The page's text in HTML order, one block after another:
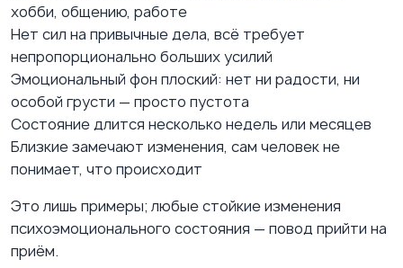
хобби, общению, работе
Нет сил на привычные дела, всё требует
непропорционально больших усилий
Эмоциональный фон плоский: нет ни радости, ни
особой грусти — просто пустота
Состояние длится несколько недель или месяцев
Близкие замечают изменения, сам человек не
понимает, что происходит
Это лишь примеры; любые стойкие изменения
психоэмоционального состояния — повод прийти на
приём.